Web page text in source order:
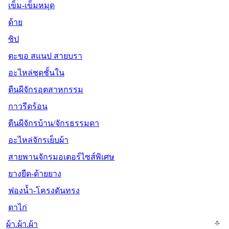
เข็ม-เข็มหมุด
ด้าย
ซิป
ตะขอ สแนป สายบรา
อะไหล่ชุดชั้นใน
ตีนผีจักรอุตสาหกรรม
กาวรีดร้อน
ตีนผีจักรบ้าน/จักรธรรมดา
อะไหล่จักรเย็บผ้า
สายพานจักรมอเตอร์ไซส์พิเศษ
ยางยืด-ด้ายยาง
ฟองน้ำ-โครงดันทรง
ตาไก่
ผ้า.ผ้า.ผ้า